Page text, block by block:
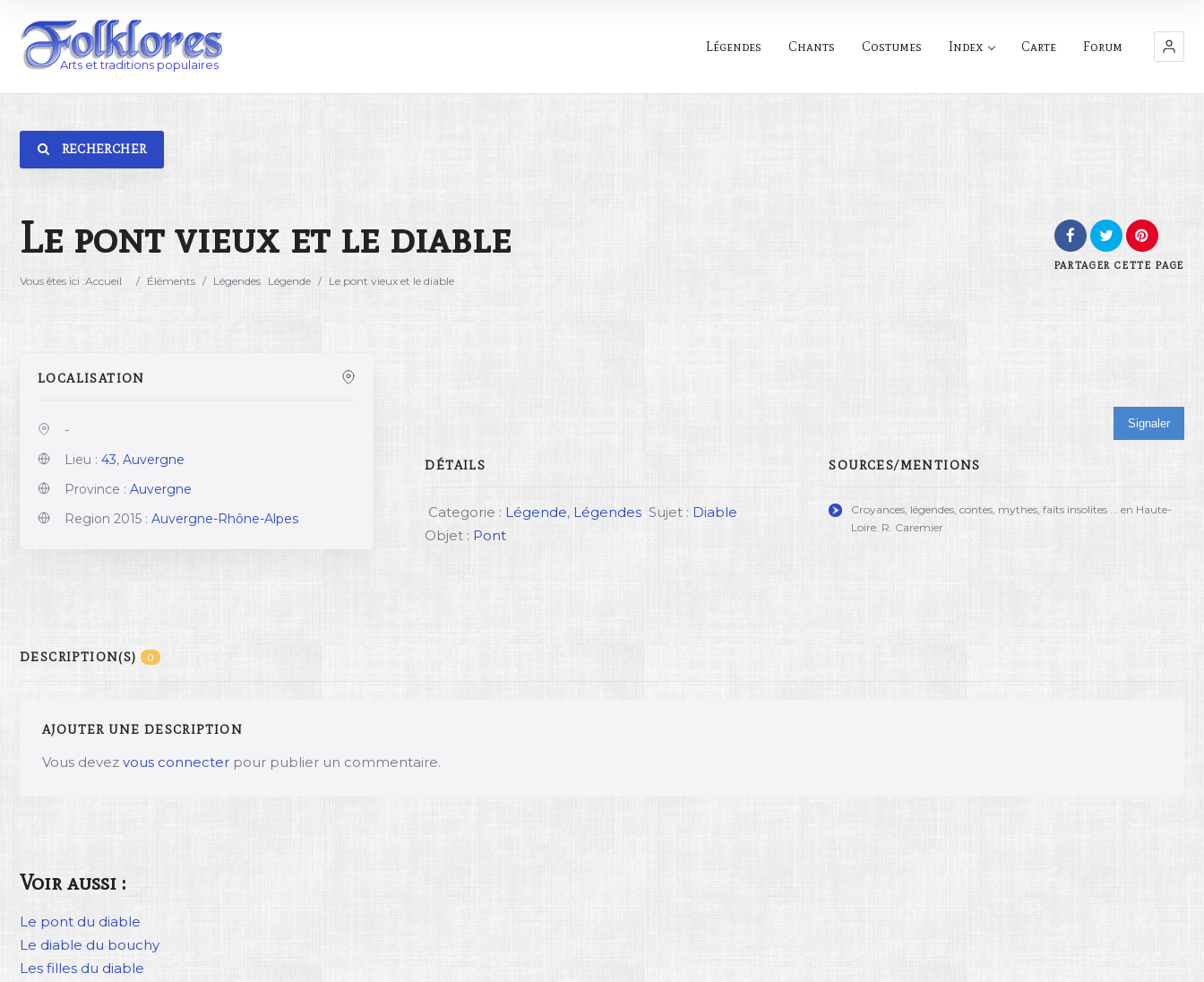
Légendes Chants Costumes Index Carte Forum
RECHERCHER
Le pont vieux et le diable
Vous êtes ici :Accueil / Éléments / Légendes Légende / Le pont vieux et le diable
PARTAGER CETTE PAGE
LOCALISATION
-
Lieu : 43, Auvergne
Province : Auvergne
Region 2015 : Auvergne-Rhône-Alpes
Signaler
DÉTAILS
Categorie : Légende, Légendes Sujet : Diable
Objet : Pont
SOURCES/MENTIONS
Croyances, légendes, contes, mythes, faits insolites ... en Haute-
Loire. R. Caremier
DESCRIPTION(S) 0
AJOUTER UNE DESCRIPTION
Vous devez vous connecter pour publier un commentaire.
Voir aussi :
Le pont du diable
Le diable du bouchy
Les filles du diable